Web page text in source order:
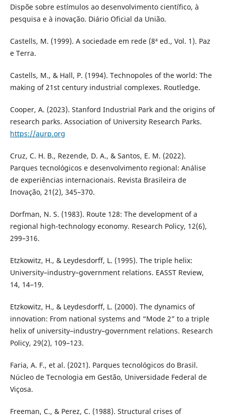
Dispõe sobre estímulos ao desenvolvimento científico, à
pesquisa e à inovação. Diário Oficial da União.
Castells, M. (1999). A sociedade em rede (8ª ed., Vol. 1). Paz
e Terra.
Castells, M., & Hall, P. (1994). Technopoles of the world: The
making of 21st century industrial complexes. Routledge.
Cooper, A. (2023). Stanford Industrial Park and the origins of
research parks. Association of University Research Parks.
https://aurp.org
Cruz, C. H. B., Rezende, D. A., & Santos, E. M. (2022).
Parques tecnológicos e desenvolvimento regional: Análise
de experiências internacionais. Revista Brasileira de
Inovação, 21(2), 345–370.
Dorfman, N. S. (1983). Route 128: The development of a
regional high-technology economy. Research Policy, 12(6),
299–316.
Etzkowitz, H., & Leydesdorff, L. (1995). The triple helix:
University–industry–government relations. EASST Review,
14, 14–19.
Etzkowitz, H., & Leydesdorff, L. (2000). The dynamics of
innovation: From national systems and “Mode 2” to a triple
helix of university–industry–government relations. Research
Policy, 29(2), 109–123.
Faria, A. F., et al. (2021). Parques tecnológicos do Brasil.
Núcleo de Tecnologia em Gestão, Universidade Federal de
Viçosa.
Freeman, C., & Perez, C. (1988). Structural crises of